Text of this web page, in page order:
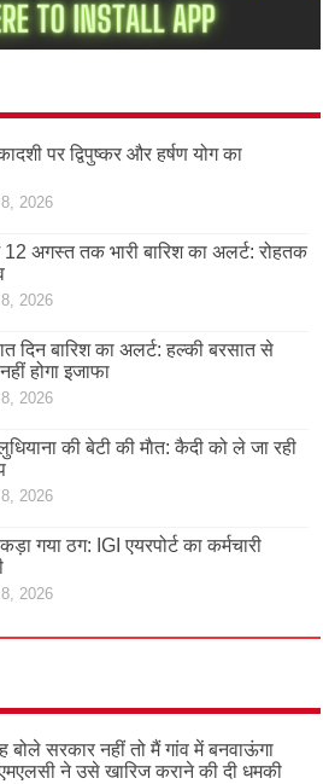
पर द्विपुष्कर और हर्षण योग का
2026
12 अगस्त तक भारी बारिश का अलर्ट: रोहतक
2026
दिन बारिश का अलर्ट: हल्की बरसात से
होगा इजाफा
2026
की बेटी की माैत: कैदी को ले जा रही
2026
गया ठग: IGI एयरपोर्ट का कर्मचारी
2026
बोले सरकार नहीं तो मैं गांव में बनवाऊंगा
ने उसे खारिज कराने की दी धमकी